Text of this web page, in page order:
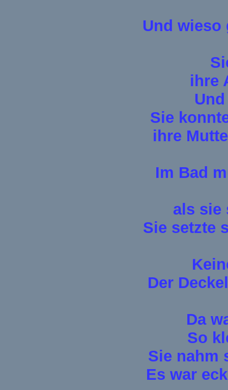
Und wieso
ihre
Sie
ihre
Im Bad
als sie
Sie setzte
Der
Da
So
Sie nahm
Es war